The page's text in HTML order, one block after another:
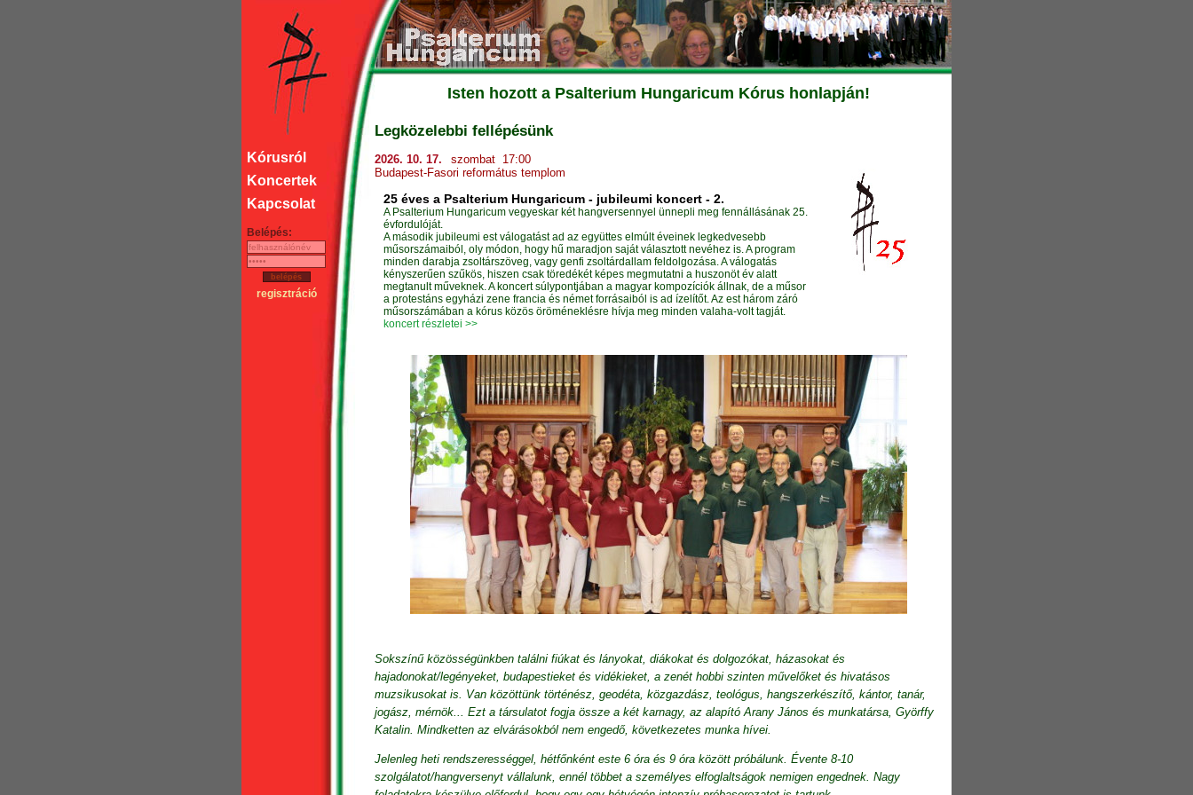
Kórusról
Koncertek
Kapcsolat
Belépés:
regisztráció
Isten hozott a Psalterium Hungaricum Kórus honlapján!
Legközelebbi fellépésünk
2026. 10. 17.
szombat 17:00
Budapest-Fasori református templom
25 éves a Psalterium Hungaricum - jubileumi koncert - 2.
A Psalterium Hungaricum vegyeskar két hangversennyel ünnepli meg fennállásának 25.
évfordulóját.
A második jubileumi est válogatást ad az együttes elmúlt éveinek legkedvesebb
műsorszámaiból, oly módon, hogy hű maradjon saját választott nevéhez is. A program
minden darabja zsoltárszöveg, vagy genfi zsoltárdallam feldolgozása. A válogatás
kényszerűen szűkös, hiszen csak töredékét képes megmutatni a huszonöt év alatt
megtanult műveknek. A koncert súlypontjában a magyar kompozíciók állnak, de a műsor
a protestáns egyházi zene francia és német forrásaiból is ad ízelítőt. Az est három záró
műsorszámában a kórus közös öröméneklésre hívja meg minden valaha-volt tagját.
koncert részletei >>
Sokszínű közösségünkben találni fiúkat és lányokat, diákokat és dolgozókat, házasokat és
hajadonokat/legényeket, budapestieket és vidékieket, a zenét hobbi szinten művelőket és hivatásos
muzsikusokat is. Van közöttünk történész, geodéta, közgazdász, teológus, hangszerkészítő, kántor, tanár,
jogász, mérnök... Ezt a társulatot fogja össze a két karnagy, az alapító Arany János és munkatársa, Györffy
Katalin. Mindketten az elvárásokból nem engedő, következetes munka hívei.
Jelenleg heti rendszerességgel, hétfőnként este 6 óra és 9 óra között próbálunk. Évente 8-10
szolgálatot/hangversenyt vállalunk, ennél többet a személyes elfoglaltságok nemigen engednek. Nagy